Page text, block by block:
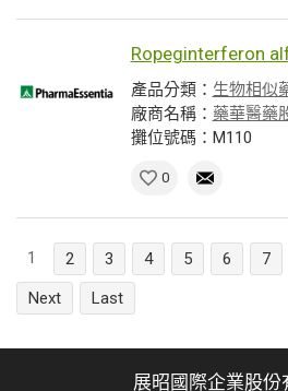
Ropeginterferon
產品分類： 生物相似
廠商名稱： 藥華醫藥
攤位號碼：M110
0
1 2 3 4 5 6 7
Next
Last
展昭國際企業股份